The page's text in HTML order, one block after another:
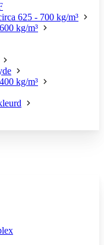
625 - 700 kg/m³
kg/m³
kg/m³